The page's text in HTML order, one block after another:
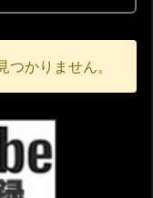
かりません。